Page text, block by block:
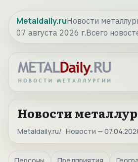
Metaldaily.ruНовости
07 августа 2026 г.Всего
Новости
Metaldaily.ru Новости —